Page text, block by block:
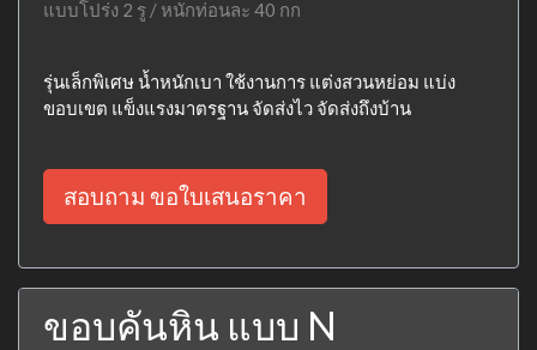
แบบโปร่ง 2 รู / หนักท่อนละ 40 กก
รุ่นเล็กพิเศษ น้ำหนักเบา ใช้งานการ แต่งสวนหย่อม แบ่ง
ขอบเขต แข็งแรงมาตรฐาน จัดส่งไว จัดส่งถึงบ้าน
สอบถาม ขอใบเสนอราคา
ขอบคันหิน แบบ N